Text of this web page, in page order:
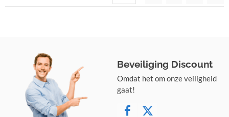
Beveiliging Discount
Omdat het om onze veiligheid
gaat!